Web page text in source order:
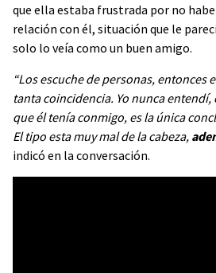
que ella estaba frustrada por no
relación con él, situación que le
solo lo veía como un buen amigo.
“Los escuche de personas, entonces
tanta coincidencia. Yo nunca
que él tenía conmigo, es la única
El tipo esta muy mal de la cabeza,
indicó en la conversación.